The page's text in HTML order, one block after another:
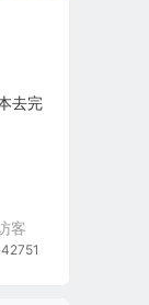
去完
客